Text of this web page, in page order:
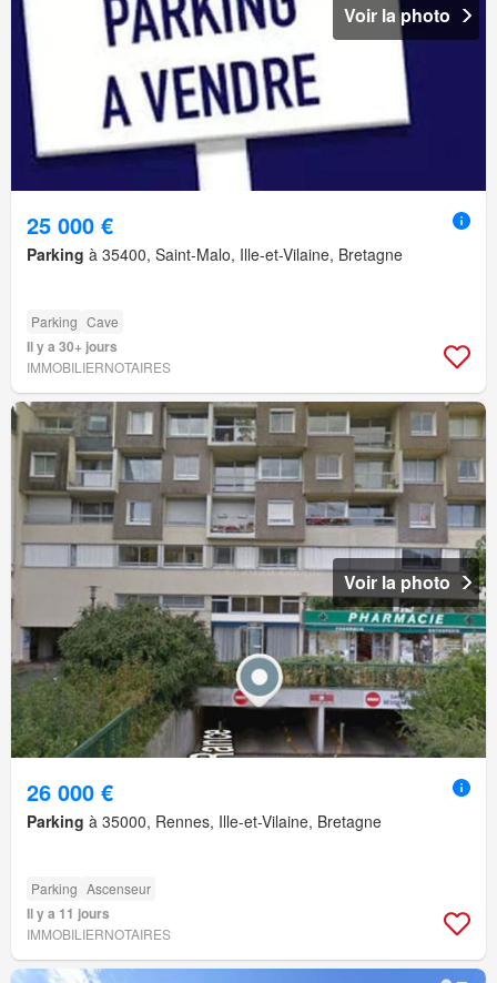
Voir la photo
25 000 €
Parking à 35400, Saint-Malo, Ille-et-Vilaine, Bretagne
Parking Cave
Il y a 30+ jours
IMMOBILIERNOTAIRES
Voir la photo
26 000 €
Parking à 35000, Rennes, Ille-et-Vilaine, Bretagne
Parking Ascenseur
Il y a 11 jours
IMMOBILIERNOTAIRES